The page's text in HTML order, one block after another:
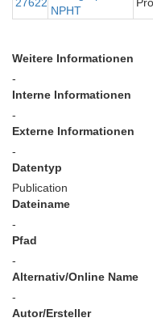
NPHT
Weitere Informationen
-
Interne Informationen
-
Externe Informationen
-
Datentyp
Publication
Dateiname
-
Pfad
-
Alternativ/Online Name
-
Autor/Ersteller